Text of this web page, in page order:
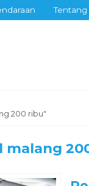
Tentang
200 ribu"
malang